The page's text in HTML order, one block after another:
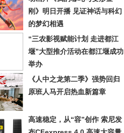
刚》明日开播 见证神话与科幻
的梦幻相遇
“三农影视赋能计划 走进都江
堰”大型推介活动在都江堰成功
举办
《人中之龙第二季》强势回归
原班人马开启热血新篇章
高速稳定，从“容”创作 索尼发